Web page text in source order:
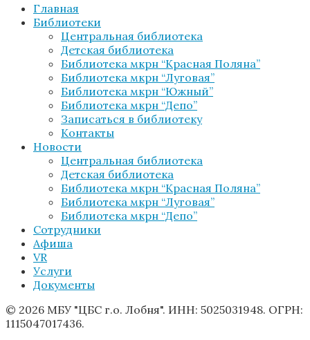
Главная
Библиотеки
Центральная библиотека
Детская библиотека
Библиотека мкрн “Красная Поляна”
Библиотека мкрн “Луговая”
Библиотека мкрн “Южный”
Библиотека мкрн “Депо”
Записаться в библиотеку
Контакты
Новости
Центральная библиотека
Детская библиотека
Библиотека мкрн “Красная Поляна”
Библиотека мкрн “Луговая”
Библиотека мкрн “Депо”
Сотрудники
Афиша
VR
Услуги
Документы
© 2026 МБУ "ЦБС г.о. Лобня". ИНН: 5025031948. ОГРН:
1115047017436.